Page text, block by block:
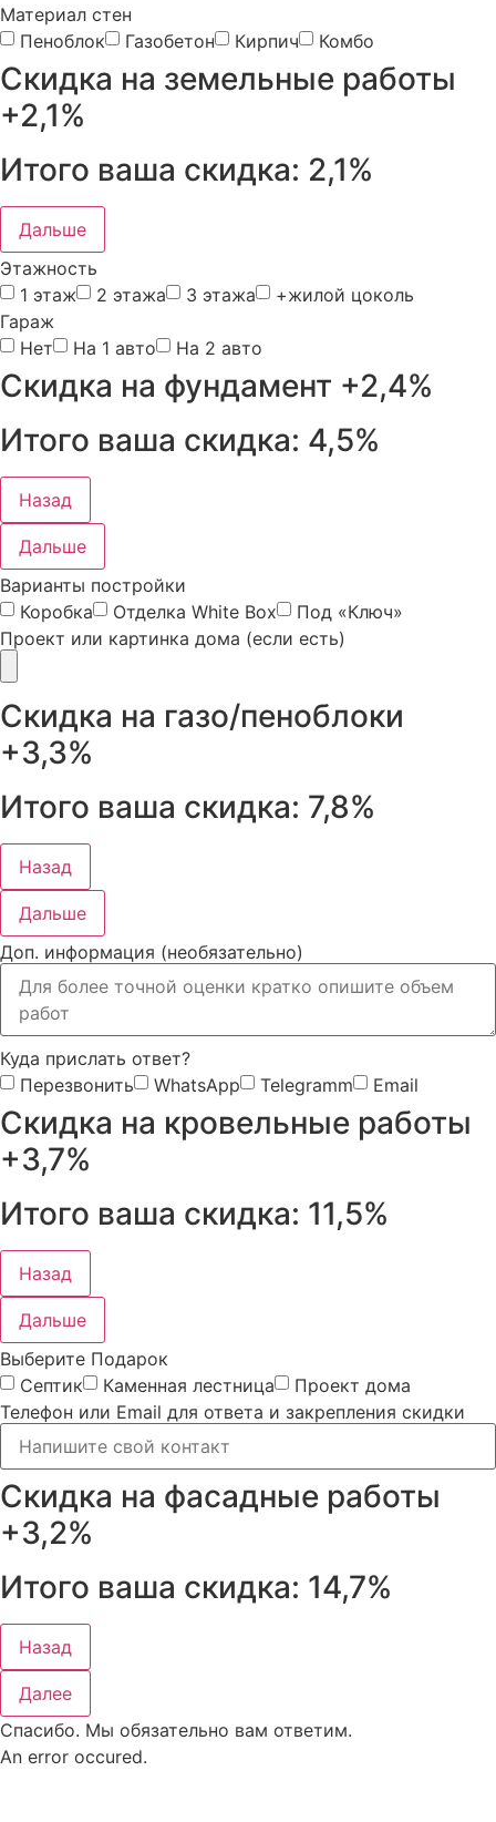
Материал стен
Пеноблок
Газобетон Кирпич Комбо
Скидка на земельные работы
+2,1%
Итого ваша скидка: 2,1%
Дальше
Этажность
1 этаж
2 этажа 3 этажа
+жилой цоколь
Гараж
Нет
На 1 авто На 2 авто
Скидка на фундамент +2,4%
Итого ваша скидка: 4,5%
Назад
Дальше
Варианты постройки
Коробка
Отделка White Box
Под «Ключ»
Проект или картинка дома (если есть)
Скидка на газо/пеноблоки
+3,3%
Итого ваша скидка: 7,8%
Назад
Дальше
Доп. информация (необязательно)
Куда прислать ответ?
Перезвонить
WhatsApp Telegramm Email
Скидка на кровельные работы
+3,7%
Итого ваша скидка: 11,5%
Назад
Дальше
Выберите Подарок
Септик
Каменная лестница
Проект дома
Телефон или Email для ответа и закрепления скидки
Скидка на фасадные работы
+3,2%
Итого ваша скидка: 14,7%
Назад
Далее
Спасибо. Мы обязательно вам ответим.
An error occured.